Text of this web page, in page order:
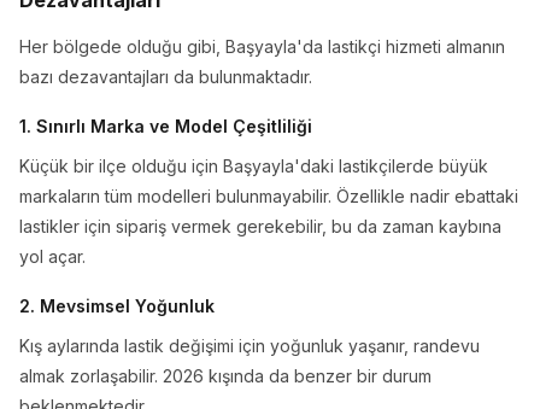
Her bölgede olduğu gibi, Başyayla'da lastikçi hizmeti almanın
bazı dezavantajları da bulunmaktadır.
1. Sınırlı Marka ve Model Çeşitliliği
Küçük bir ilçe olduğu için Başyayla'daki lastikçilerde büyük
markaların tüm modelleri bulunmayabilir. Özellikle nadir ebattaki
lastikler için sipariş vermek gerekebilir, bu da zaman kaybına
yol açar.
2. Mevsimsel Yoğunluk
Kış aylarında lastik değişimi için yoğunluk yaşanır, randevu
almak zorlaşabilir. 2026 kışında da benzer bir durum